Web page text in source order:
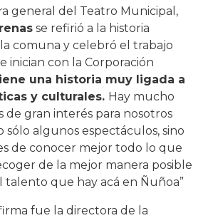
general del Teatro Municipal,
se refirió a la historia
comuna y celebró el trabajo
inician con la Corporación
una historia muy ligada a
y culturales. Hay mucho
de gran interés para nosotros
algunos espectáculos, sino
de conocer mejor todo lo que
de la mejor manera posible
talento que hay acá en Ñuñoa”
fue la directora de la